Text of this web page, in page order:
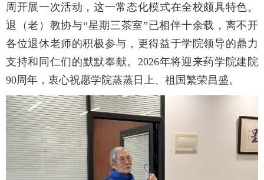
周开展一次活动，这一常态化模式在全校颇具特色。
退（老）教协与“星期三茶室”已相伴十余载，离不开
各位退休老师的积极参与，更得益于学院领导的鼎力
支持和同仁们的默默奉献。2026年将迎来药学院建院
90周年，衷心祝愿学院蒸蒸日上、祖国繁荣昌盛。